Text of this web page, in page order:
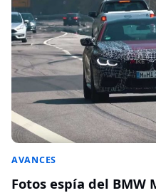
AVANCES
Fotos espía del BMW